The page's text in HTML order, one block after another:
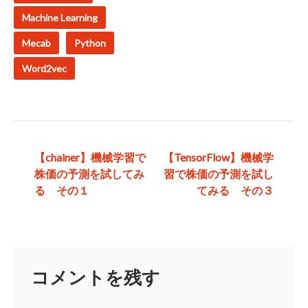
Machine Learning
Mecab Python
Word2vec
【chainer】機械学習で
株価の予測を試してみ
る その１
【TensorFlow】機械学
習で株価の予測を試し
てみる その３
コメントを残す